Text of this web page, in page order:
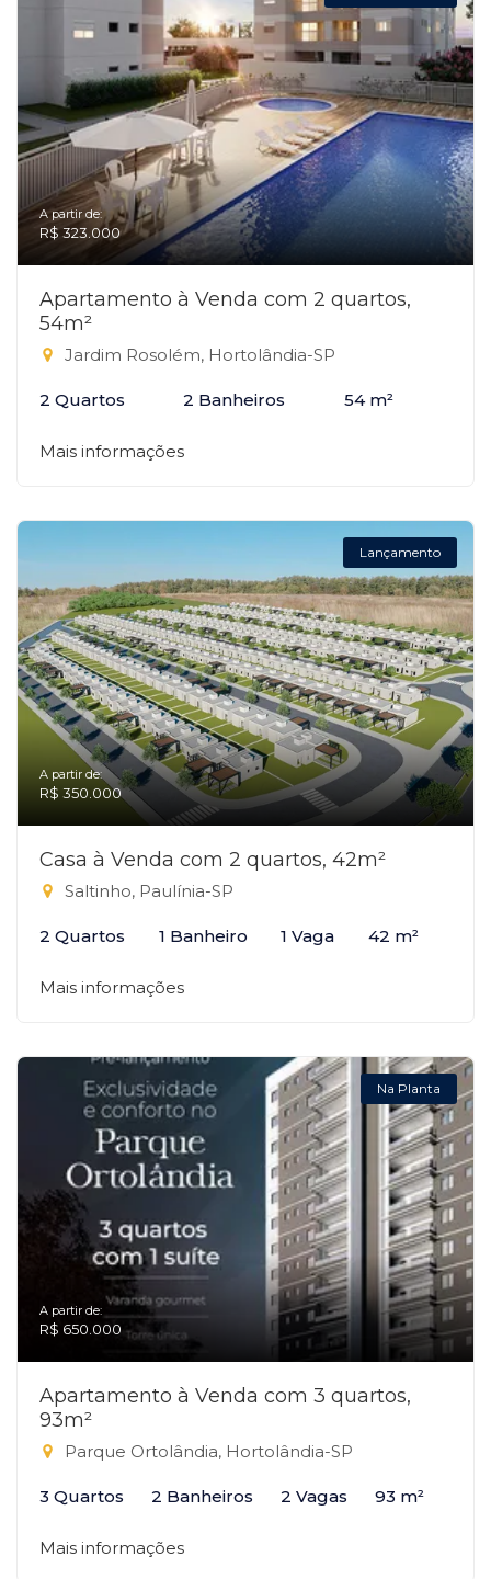
A partir de:
R$ 323.000
Apartamento à Venda com 2 quartos,
54m²
Jardim Rosolém, Hortolândia-SP
2 Quartos 2 Banheiros 54 m²
Mais informações
Lançamento
A partir de:
R$ 350.000
Casa à Venda com 2 quartos, 42m²
Saltinho, Paulínia-SP
2 Quartos 1 Banheiro 1 Vaga 42 m²
Mais informações
Na Planta
A partir de:
R$ 650.000
Apartamento à Venda com 3 quartos,
93m²
Parque Ortolândia, Hortolândia-SP
3 Quartos 2 Banheiros 2 Vagas 93 m²
Mais informações